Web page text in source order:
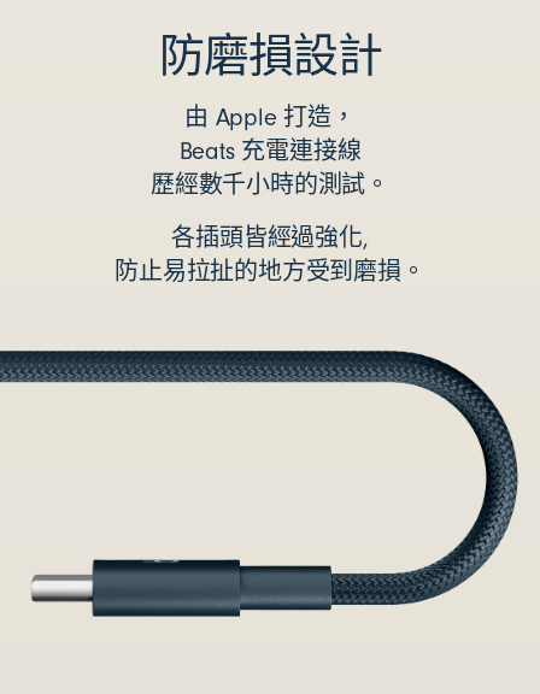
防磨損設計
由 Apple 打造，
Beats 充電連接線
歷經數千小時的測試。
各插頭皆經過強化,
防止易拉扯的地方受到磨損。